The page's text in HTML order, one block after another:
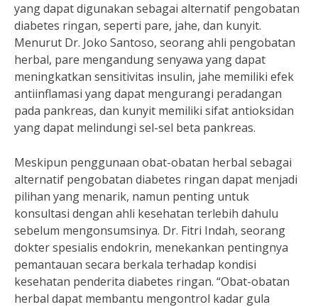
yang dapat digunakan sebagai alternatif pengobatan
diabetes ringan, seperti pare, jahe, dan kunyit.
Menurut Dr. Joko Santoso, seorang ahli pengobatan
herbal, pare mengandung senyawa yang dapat
meningkatkan sensitivitas insulin, jahe memiliki efek
antiinflamasi yang dapat mengurangi peradangan
pada pankreas, dan kunyit memiliki sifat antioksidan
yang dapat melindungi sel-sel beta pankreas.
Meskipun penggunaan obat-obatan herbal sebagai
alternatif pengobatan diabetes ringan dapat menjadi
pilihan yang menarik, namun penting untuk
konsultasi dengan ahli kesehatan terlebih dahulu
sebelum mengonsumsinya. Dr. Fitri Indah, seorang
dokter spesialis endokrin, menekankan pentingnya
pemantauan secara berkala terhadap kondisi
kesehatan penderita diabetes ringan. “Obat-obatan
herbal dapat membantu mengontrol kadar gula